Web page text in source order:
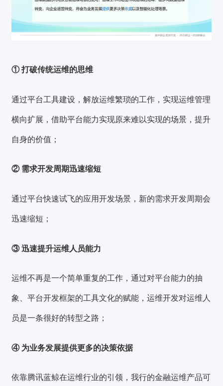
① 打破传统运维的思维
通过平台工具建设，解放运维繁琐的工作，实现运维管理
横向扩展，借助平台能力实现原来难以实现的场景，提升
自身的价值；
② 需求开发周期迅速缩短
通过平台快速试飞的应用开发场景，新的需求开发周期会
迅速缩短；
③ 迅速提升运维人员能力
运维不再是一个简单重复的工作，通过对平台能力的抽
象、平台开发框架的工具文化的赋能，运维开发对运维人
员是一条很好的转型之路；
④ 为业务发展提供更多的决策依据
依靠腾讯蓝鲸在运维行业的引领，我行的金融运维产品可